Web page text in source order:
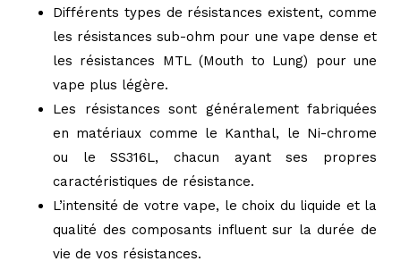
Différents types de résistances existent, comme
les résistances sub-ohm pour une vape dense et
les résistances MTL (Mouth to Lung) pour une
vape plus légère.
Les résistances sont généralement fabriquées
en matériaux comme le Kanthal, le Ni-chrome
ou le SS316L, chacun ayant ses propres
caractéristiques de résistance.
L’intensité de votre vape, le choix du liquide et la
qualité des composants influent sur la durée de
vie de vos résistances.